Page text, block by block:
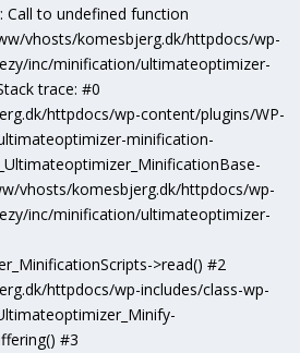
Call to undefined function
vhosts/komesbjerg.dk/httpdocs/wp-
inc/minification/ultimateoptimizer-
trace: #0
httpdocs/wp-content/plugins/WP-
minification-
vhosts/komesbjerg.dk/httpdocs/wp-
inc/minification/ultimateoptimizer-
>read() #2
httpdocs/wp-includes/class-wp-
#3